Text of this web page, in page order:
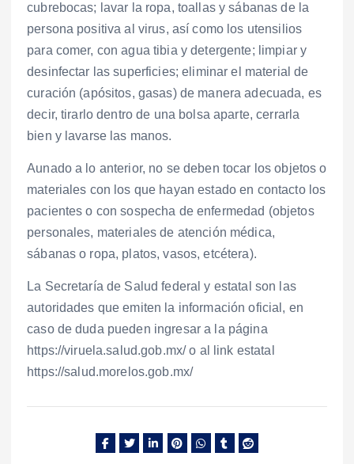
cubrebocas; lavar la ropa, toallas y sábanas de la
persona positiva al virus, así como los utensilios
para comer, con agua tibia y detergente; limpiar y
desinfectar las superficies; eliminar el material de
curación (apósitos, gasas) de manera adecuada, es
decir, tirarlo dentro de una bolsa aparte, cerrarla
bien y lavarse las manos.
Aunado a lo anterior, no se deben tocar los objetos o
materiales con los que hayan estado en contacto los
pacientes o con sospecha de enfermedad (objetos
personales, materiales de atención médica,
sábanas o ropa, platos, vasos, etcétera).
La Secretaría de Salud federal y estatal son las
autoridades que emiten la información oficial, en
caso de duda pueden ingresar a la página
https://viruela.salud.gob.mx/ o al link estatal
https://salud.morelos.gob.mx/